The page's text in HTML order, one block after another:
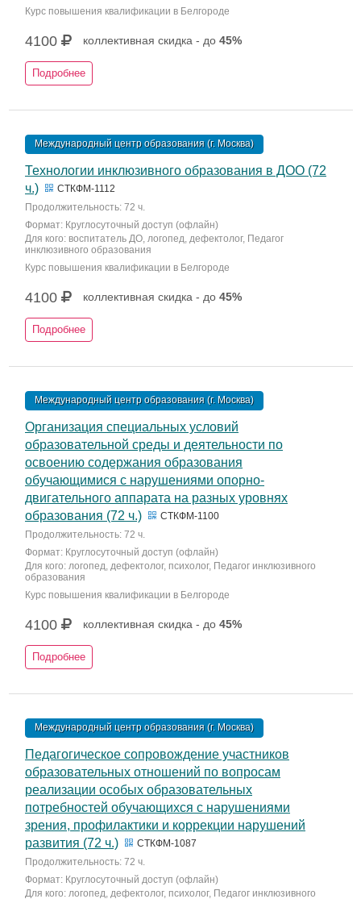
Курс повышения квалификации в Белгороде
4100 коллективная скидка - до 45%
Подробнее
Международный центр образования (г. Москва)
Технологии инклюзивного образования в ДОО (72
ч.)
СТКФМ-1112
Продолжительность: 72 ч.
Формат: Круглосуточный доступ (офлайн)
Для кого: воспитатель ДО, логопед, дефектолог, Педагог
инклюзивного образования
Курс повышения квалификации в Белгороде
4100 коллективная скидка - до 45%
Подробнее
Международный центр образования (г. Москва)
Организация специальных условий
образовательной среды и деятельности по
освоению содержания образования
обучающимися с нарушениями опорно-
двигательного аппарата на разных уровнях
образования (72 ч.)
СТКФМ-1100
Продолжительность: 72 ч.
Формат: Круглосуточный доступ (офлайн)
Для кого: логопед, дефектолог, психолог, Педагог инклюзивного
образования
Курс повышения квалификации в Белгороде
4100 коллективная скидка - до 45%
Подробнее
Международный центр образования (г. Москва)
Педагогическое сопровождение участников
образовательных отношений по вопросам
реализации особых образовательных
потребностей обучающихся с нарушениями
зрения, профилактики и коррекции нарушений
развития (72 ч.)
СТКФМ-1087
Продолжительность: 72 ч.
Формат: Круглосуточный доступ (офлайн)
Для кого: логопед, дефектолог, психолог, Педагог инклюзивного